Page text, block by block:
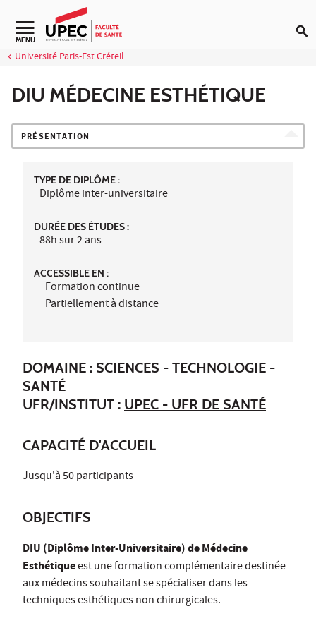
Aller au contenu
Navigation secondaire
MENU
Université Paris-Est Créteil
DIU MÉDECINE ESTHÉTIQUE
PRÉSENTATION
TYPE DE DIPLÔME :
Diplôme inter-universitaire
DURÉE DES ÉTUDES :
88h sur 2 ans
ACCESSIBLE EN :
Formation continue
Partiellement à distance
DOMAINE : SCIENCES - TECHNOLOGIE -
SANTÉ
UFR/INSTITUT : UPEC - UFR DE SANTÉ
CAPACITÉ D'ACCUEIL
Jusqu'à 50 participants
OBJECTIFS
DIU (Diplôme Inter-Universitaire) de Médecine
Esthétiqueest une formation complémentaire destinée
aux médecins souhaitant se spécialiser dans les
techniques esthétiques non chirurgicales.